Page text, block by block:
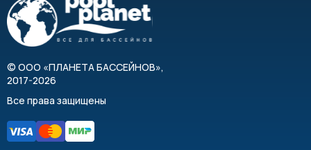
© ООО «ПЛАНЕТА БАССЕЙНОВ»,
2017-2026
Все права защищены